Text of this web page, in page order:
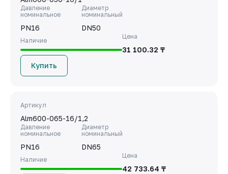
Давление
номинальное
PN16
Диаметр
номинальный
DN50
Наличие
Цена
31 100.32 ₸
Купить
Артикул
Alm600-065-16/1,2
Давление
номинальное
PN16
Диаметр
номинальный
DN65
Наличие
Цена
42 733.64 ₸